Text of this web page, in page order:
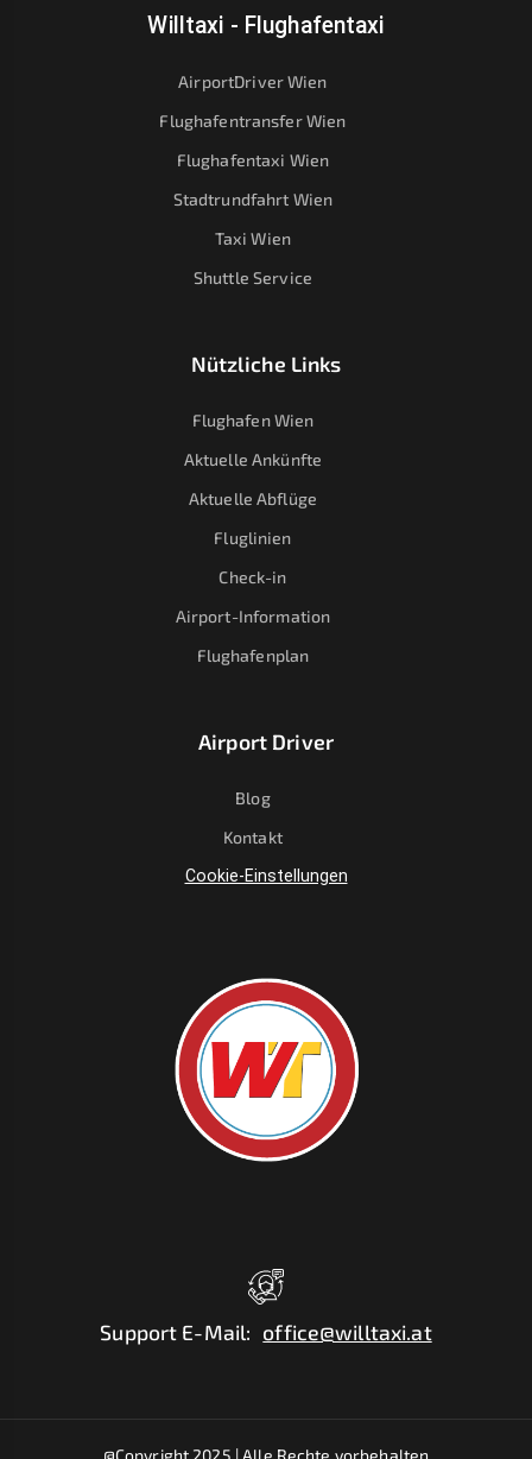
Willtaxi - Flughafentaxi
AirportDriver Wien
Flughafentransfer Wien
Flughafentaxi Wien
Stadtrundfahrt Wien
Taxi Wien
Shuttle Service
Nützliche Links
Flughafen Wien
Aktuelle Ankünfte
Aktuelle Abflüge
Fluglinien
Check-in
Airport-Information
Flughafenplan
Airport Driver
Blog
Kontakt
Cookie-Einstellungen
Support E-Mail: office@willtaxi.at